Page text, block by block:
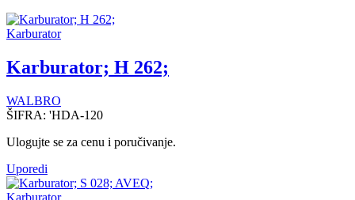
Karburator
Karburator; H 262;
WALBRO
ŠIFRA: 'HDA-120
Ulogujte se za cenu i poručivanje.
Uporedi
Karburator